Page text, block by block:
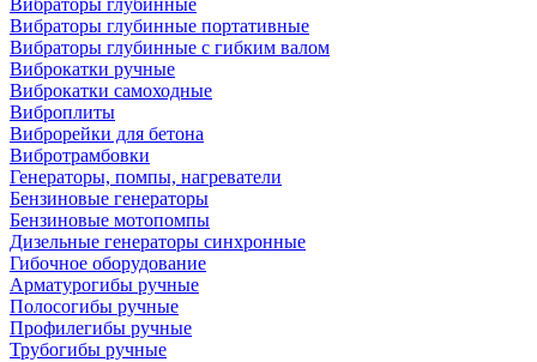
Вибраторы глубинные
Вибраторы глубинные портативные
Вибраторы глубинные с гибким валом
Виброкатки ручные
Виброкатки самоходные
Виброплиты
Виброрейки для бетона
Вибротрамбовки
Генераторы, помпы, нагреватели
Бензиновые генераторы
Бензиновые мотопомпы
Дизельные генераторы синхронные
Гибочное оборудование
Арматурогибы ручные
Полосогибы ручные
Профилегибы ручные
Трубогибы ручные